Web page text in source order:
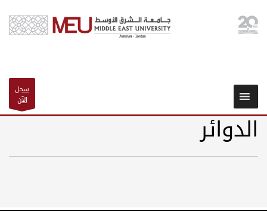
سجل
الآن
الدوائر